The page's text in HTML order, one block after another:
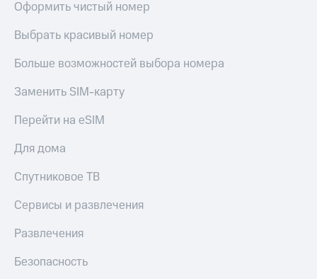
Оформить чистый номер
Выбрать красивый номер
Больше возможностей выбора номера
Заменить SIM-карту
Перейти на eSIM
Для дома
Спутниковое ТВ
Сервисы и развлечения
Развлечения
Безопасность